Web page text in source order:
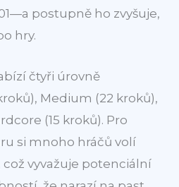
postupně ho zvyšuje,
hry.
čtyři úrovně
Medium (22 kroků),
(15 kroků). Pro
si mnoho hráčů volí
vyvažuje potenciální